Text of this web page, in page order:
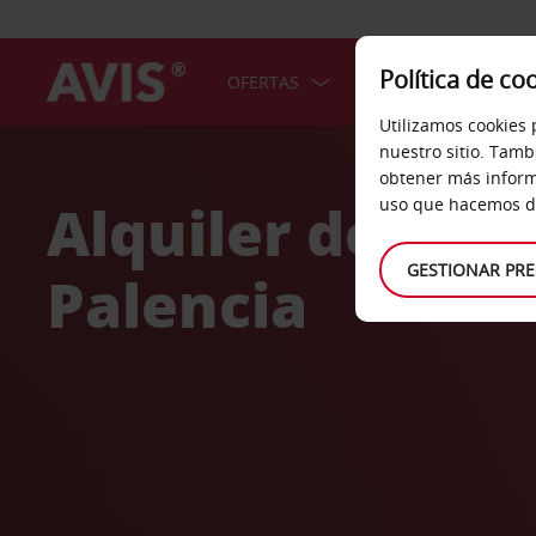
OFERTAS COCHES
Alquiler de
Palencia
Política de
Utilizamos
nuestro sitio.
obtener más
uso que hacemos
GESTIONAR